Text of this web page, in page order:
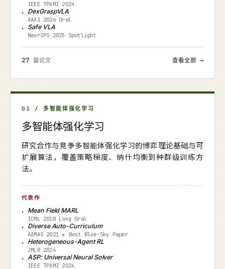
IEEE TPAMI 2024
DexGraspVLA
AAAI 2026 Oral
Safe VLA
NeurIPS 2025 Spotlight
27 篇论文 查看全部 →
03 / 多智能体强化学习
多智能体强化学习
研究合作与竞争多智能体强化学习的博弈理论基础与可
扩展算法，覆盖策略梯度、纳什均衡到种群级训练方
法。
代表作
Mean Field MARL
ICML 2018 Long Oral
Diverse Auto-Curriculum
AAMAS 2021 ★ Best Blue-Sky Paper
Heterogeneous-Agent RL
JMLR 2024
ASP: Universal Neural Solver
IEEE TPAMI 2024